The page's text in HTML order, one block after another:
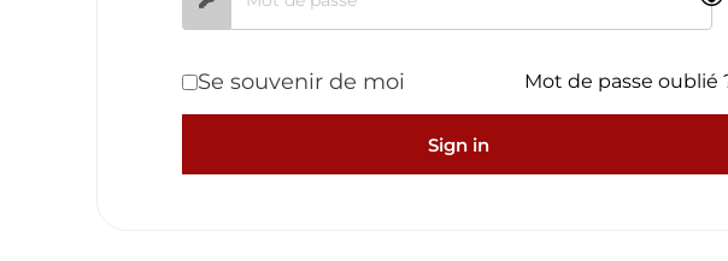
Se souvenir de moi Mot de passe oublié
Sign in